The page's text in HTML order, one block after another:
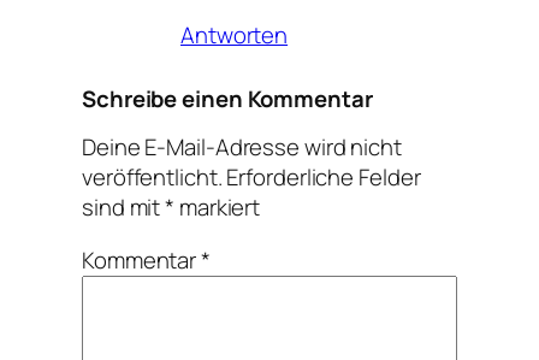
Antworten
Schreibe einen Kommentar
Deine E-Mail-Adresse wird nicht
veröffentlicht.Erforderliche Felder
sind mit* markiert
Kommentar*